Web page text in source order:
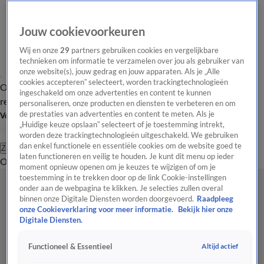
Overzicht Laatste nieuws Regionieuws Het beste van Hart
Tip de
redactie
Volg Hart van Nederland
Zoeken
OverzichtRegioUitzendingenWeerTip de redactiePanelVideo's
Jouw cookievoorkeuren
Wij en onze29 partners gebruiken cookies en vergelijkbare
technieken om informatie te verzamelen over jou als gebruiker van
onze website(s), jouw gedrag en jouw apparaten. Als je „Alle
cookies accepteren” selecteert, worden trackingtechnologieën
ingeschakeld om onze advertenties en content te kunnen
personaliseren, onze producten en diensten te verbeteren en om
de prestaties van advertenties en content te meten. Als je
„Huidige keuze opslaan” selecteert of je toestemming intrekt,
worden deze trackingtechnologieën uitgeschakeld. We gebruiken
dan enkel functionele en essentiële cookies om de website goed te
laten functioneren en veilig te houden. Je kunt dit menu op ieder
moment opnieuw openen om je keuzes te wijzigen of om je
toestemming in te trekken door op de link Cookie-instellingen
onder aan de webpagina te klikken. Je selecties zullen overal
binnen onze Digitale Diensten worden doorgevoerd. Raadpleeg
onze Cookieverklaring voor meer informatie.
Bekijk hier onze
Digitale Diensten.
Functioneel & Essentieel Altijd actief